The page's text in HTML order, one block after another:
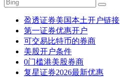
盈透证券美国本土开户链接
第一证券优惠开户
可交易比特币的券商
美股开户条件
0门槛港美股券商
复星证券2026最新优惠